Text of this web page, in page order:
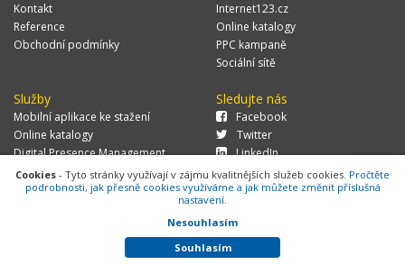
Kontakt
Reference
Obchodní podmínky
Internet123.cz
Online katalogy
PPC kampaně
Sociální sítě
Služby
Mobilní aplikace ke stažení
Online katalogy
Digital Presence Management
Více zákazníků
Sledujte nás
Facebook
Twitter
LinkedIn
© 2026 MEDIATEL CZ, s.r.o.,Za Potokem 46/4, 106 00 Praha 10, tel.:
+420 771 270 421, verze 1.29.0.143,
Cookies
Cookies - Tyto stránky využívají v zájmu kvalitnějších služeb cookies. Pročtěte
podrobnosti, jak přesně cookies využíváme a jak můžete změnit příslušná
nastavení.
Nesouhlasím
Souhlasím